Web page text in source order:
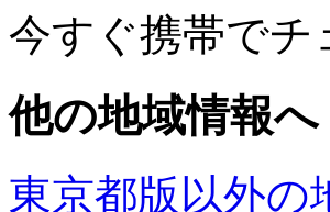
今すぐ携帯でチ
他の地域情報へ
東京都版以外の